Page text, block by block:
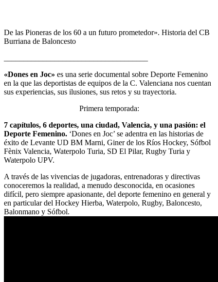
De las Pioneras de los 60 a un futuro prometedor». Historia del CB
Burriana de Baloncesto
«Dones en Joc» es una serie documental sobre Deporte Femenino
en la que las deportistas de equipos de la C. Valenciana nos cuentan
sus experiencias, sus ilusiones, sus retos y su trayectoria.
Primera temporada:
7 capítulos, 6 deportes, una ciudad, Valencia, y una pasión: el
Deporte Femenino. ‘Dones en Joc’ se adentra en las historias de
éxito de Levante UD BM Marni, Giner de los Ríos Hockey, Sófbol
Fènix Valencia, Waterpolo Turia, SD El Pilar, Rugby Turia y
Waterpolo UPV.
A través de las vivencias de jugadoras, entrenadoras y directivas
conoceremos la realidad, a menudo desconocida, en ocasiones
difícil, pero siempre apasionante, del deporte femenino en general y
en particular del Hockey Hierba, Waterpolo, Rugby, Baloncesto,
Balonmano y Sófbol.